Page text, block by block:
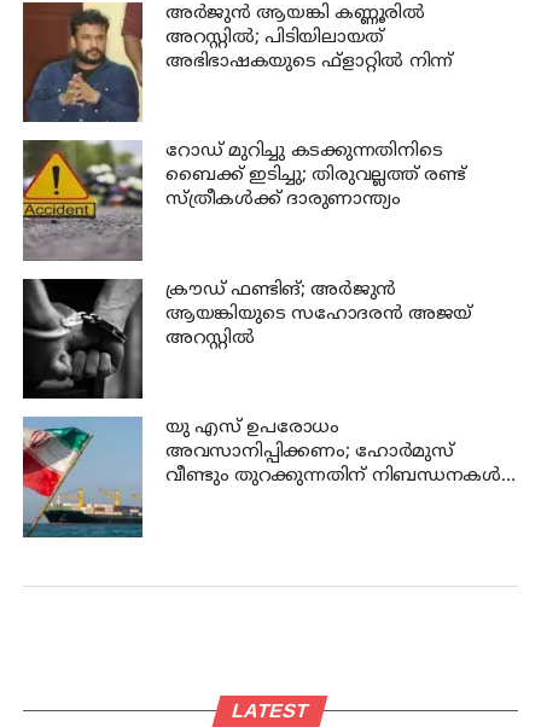
അര്‍ജുന്‍ ആയങ്കി കണ്ണൂരില്‍
അറസ്റ്റില്‍; പിടിയിലായത്
അഭിഭാഷകയുടെ ഫ്‌ളാറ്റില്‍ നിന്ന്
റോഡ് മുറിച്ചു കടക്കുന്നതിനിടെ
ബൈക്ക് ഇടിച്ചു; തിരുവല്ലത്ത് രണ്ട്
സ്ത്രീകള്‍ക്ക് ദാരുണാന്ത്യം
ക്രൗഡ് ഫണ്ടിങ്; അര്‍ജുന്‍
ആയങ്കിയുടെ സഹോദരന്‍ അജയ്
അറസ്റ്റില്‍
യു എസ് ഉപരോധം
അവസാനിപ്പിക്കണം; ഹോര്‍മുസ്
വീണ്ടും തുറക്കുന്നതിന് നിബന്ധനകള്‍
LATEST